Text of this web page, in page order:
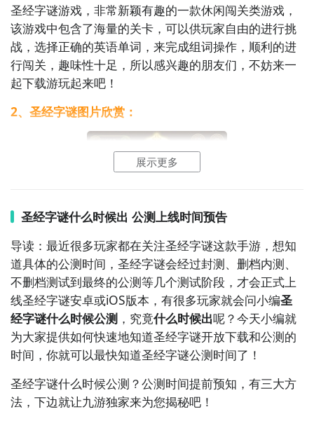
圣经字谜游戏，非常新颖有趣的一款休闲闯关类游戏，
该游戏中包含了海量的关卡，可以供玩家自由的进行挑
战，选择正确的英语单词，来完成组词操作，顺利的进
行闯关，趣味性十足，所以感兴趣的朋友们，不妨来一
起下载游玩起来吧！
2、圣经字谜图片欣赏：
展示更多
圣经字谜什么时候出 公测上线时间预告
导读：最近很多玩家都在关注圣经字谜这款手游，想知
道具体的公测时间，圣经字谜会经过封测、删档内测、
不删档测试到最终的公测等几个测试阶段，才会正式上
线圣经字谜安卓或iOS版本，有很多玩家就会问小编圣
经字谜什么时候公测，究竟什么时候出呢？今天小编就
为大家提供如何快速地知道圣经字谜开放下载和公测的
时间，你就可以最快知道圣经字谜公测时间了！
圣经字谜什么时候公测？公测时间提前预知，有三大方
法，下边就让九游独家来为您揭秘吧！